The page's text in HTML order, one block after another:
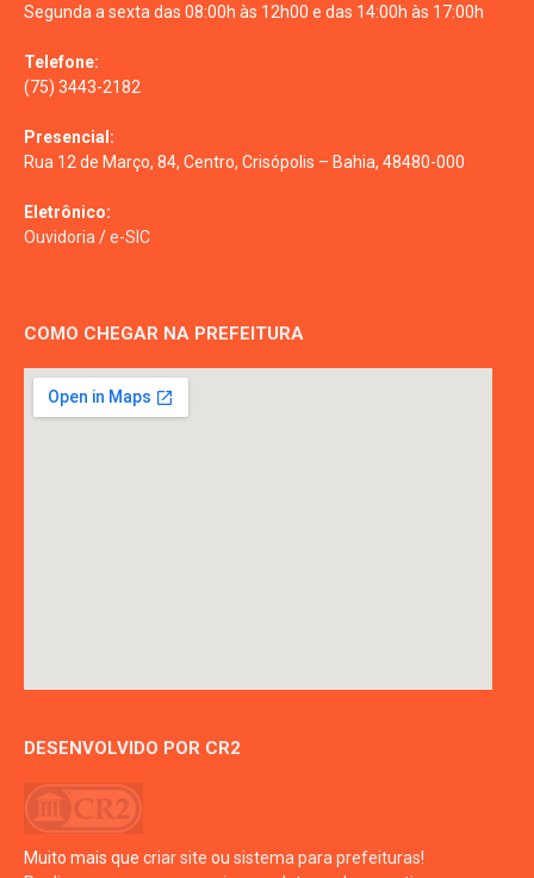
Segunda a sexta das 08:00h às 12h00 e das 14:00h às 17:00h
Telefone:
(75) 3443-2182
Presencial:
Rua 12 de Março, 84, Centro, Crisópolis – Bahia, 48480-000
Eletrônico:
Ouvidoria /e-SIC
COMO CHEGAR NA PREFEITURA
DESENVOLVIDO POR CR2
Muito mais que criar site ou sistema para prefeituras!